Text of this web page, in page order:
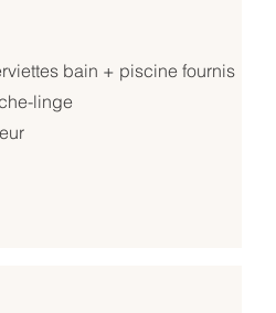
bain + piscine fournis
linge